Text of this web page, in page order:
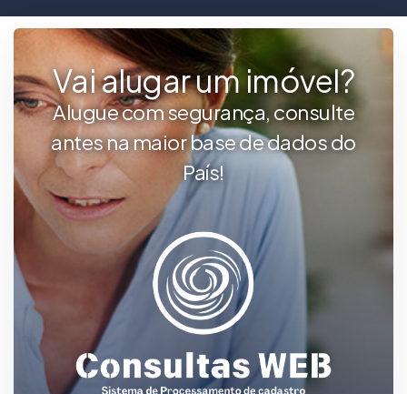
Vai alugar um imóvel?
Alugue com segurança, consulte
antes na maior base de dados do
País!